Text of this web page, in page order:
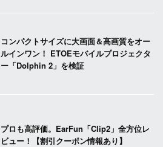
コンパクトサイズに大画面＆高画質をオー
ルインワン！ ETOEモバイルプロジェクタ
ー「Dolphin 2」を検証
プロも高評価。EarFun「Clip2」全方位レ
ビュー！【割引クーポン情報あり】